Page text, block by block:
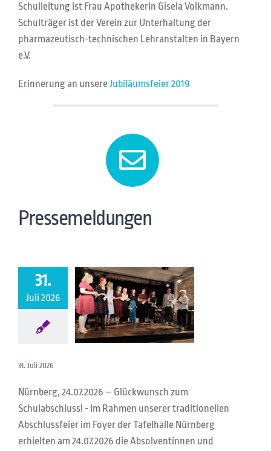
Schulleitung ist Frau Apothekerin Gisela Volkmann.
Schulträger ist der Verein zur Unterhaltung der
pharmazeutisch-technischen Lehranstalten in Bayern
e.V.
Erinnerung an unsereJubiläumsfeier 2019
Pressemeldungen
31.
Juli 2026
31. Juli 2026
Nürnberg, 24.07.2026 – Glückwunsch zum
Schulabschluss! - Im Rahmen unserer traditionellen
Abschlussfeier im Foyer der Tafelhalle Nürnberg
erhielten am 24.07.2026 die Absolventinnen und